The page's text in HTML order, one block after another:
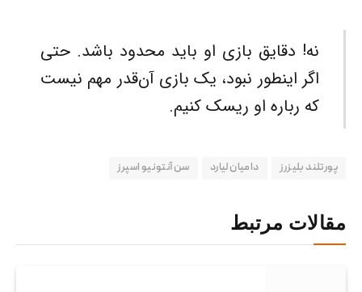
نه! دقایق بازی او باید محدود باشد. حتی
اگر اینطور نبود، یک بازی آن‌قدر مهم نیست
که رباره او ریسک کنیم.
پورتلند بلیزرز دامیان لیارد سن آنتونیو اسپرز
مقالات مرتبط